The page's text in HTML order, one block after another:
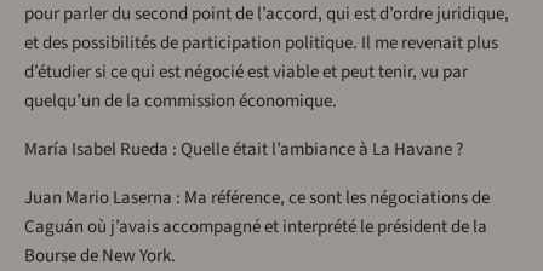
pour parler du second point de l’accord, qui est d’ordre juridique,
et des possibilités de participation politique. Il me revenait plus
d’étudier si ce qui est négocié est viable et peut tenir, vu par
quelqu’un de la commission économique.
María Isabel Rueda : Quelle était l’ambiance à La Havane ?
Juan Mario Laserna : Ma référence, ce sont les négociations de
Caguán où j’avais accompagné et interprété le président de la
Bourse de New York.